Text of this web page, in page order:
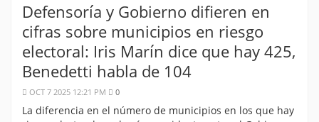
Defensoría y Gobierno difieren en
cifras sobre municipios en riesgo
electoral: Iris Marín dice que hay 425,
Benedetti habla de 104
OCT 7 2025 12:21 PM 0
La diferencia en el número de municipios en los que hay